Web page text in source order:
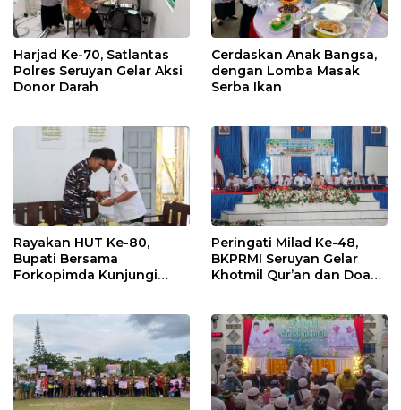
Harjad Ke-70, Satlantas
Polres Seruyan Gelar Aksi
Donor Darah
Cerdaskan Anak Bangsa,
dengan Lomba Masak
Serba Ikan
Rayakan HUT Ke-80,
Bupati Bersama
Forkopimda Kunjungi
Peringati Milad Ke-48,
BKPRMI Seruyan Gelar
Khotmil Qur’an dan Doa